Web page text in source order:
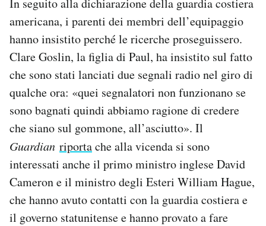
americana, i parenti dei membri dell’equipaggio
hanno insistito perché le ricerche proseguissero.
Clare Goslin, la figlia di Paul, ha insistito sul fatto
che sono stati lanciati due segnali radio nel giro di
qualche ora: «quei segnalatori non funzionano se
sono bagnati quindi abbiamo ragione di credere
che siano sul gommone, all’asciutto». Il
Guardian riportache alla vicenda si sono
interessati anche il primo ministro inglese David
Cameron e il ministro degli Esteri William Hague,
che hanno avuto contatti con la guardia costiera e
il governo statunitense e hanno provato a fare